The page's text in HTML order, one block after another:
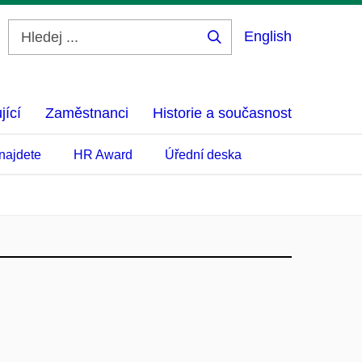
English
Zaměstnanci Historie a současnost
HR Award Úřední deska